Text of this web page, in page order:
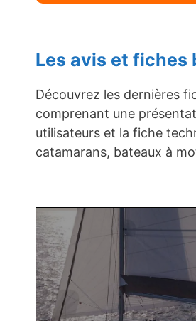
Les avis et fiches
Découvrez les dernières
comprenant une
utilisateurs et la fiche
catamarans, bateaux à